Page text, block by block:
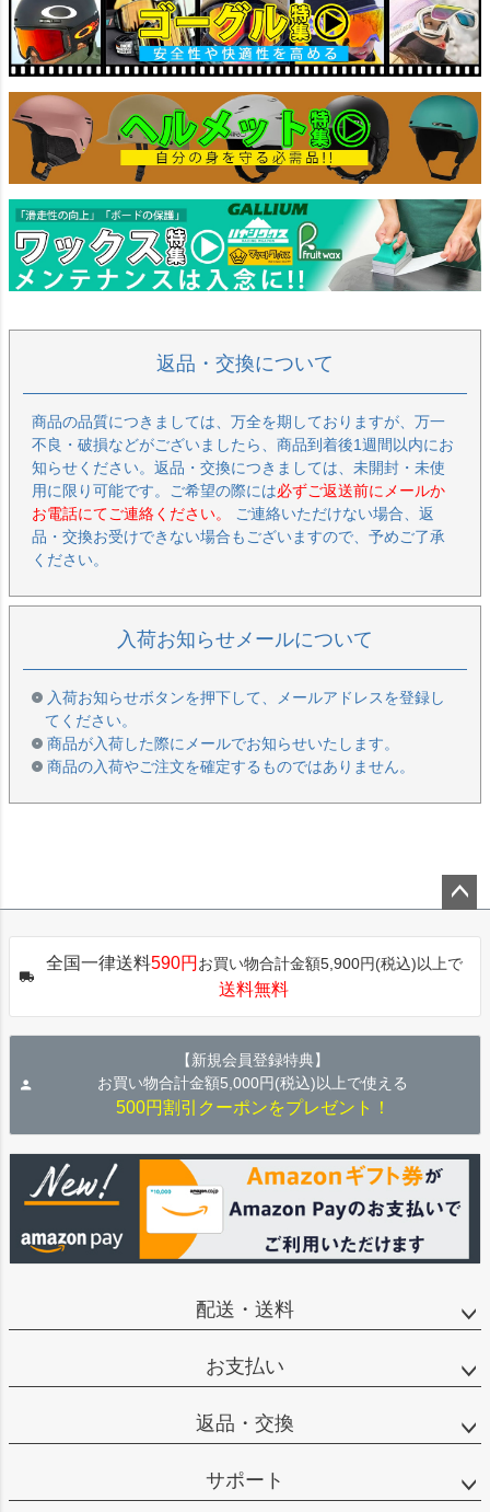
返品・交換について
商品の品質につきましては、万全を期しておりますが、万一
不良・破損などがございましたら、商品到着後1週間以内にお
知らせください。返品・交換につきましては、未開封・未使
用に限り可能です。ご希望の際には必ずご返送前にメールか
お電話にてご連絡ください。
ご連絡いただけない場合、返
品・交換お受けできない場合もございますので、予めご了承
ください。
入荷お知らせメールについて
入荷お知らせボタンを押下して、メールアドレスを登録し
てください。
商品が入荷した際にメールでお知らせいたします。
商品の入荷やご注文を確定するものではありません。
ップ
全国一律送料590円 お買い物合計金額5,900円(税込)以上で
送料無料
【新規会員登録特典】
お買い物合計金額5,000円(税込)以上で使える
500円割引クーポンをプレゼント！
配送・送料
お支払い
返品・交換
サポート